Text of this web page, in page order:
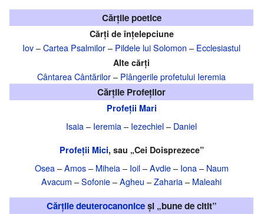
Cărțile poetice
Cărți de înțelepciune
Iov–Cartea Psalmilor– Pildele lui Solomon – Ecclesiastul
Alte cărți
Cântarea Cântărilor– Plângerile profetului Ieremia
Cărțile Profeților
Profeții Mari
Isaia– Ieremia– Iezechiel– Daniel
Profeții Mici, sau „Cei Doisprezece”
Osea–Amos– Miheia– Ioil–Avdie– Iona– Naum
Avacum –Sofonie–Agheu –Zaharia– Maleahi
Cărțile deuterocanoniceși „bune de citit”